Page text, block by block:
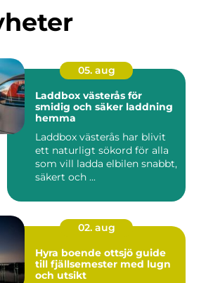
05. aug
Laddbox västerås för
smidig och säker laddning
hemma
Laddbox västerås har blivit
ett naturligt sökord för alla
som vill ladda elbilen snabbt,
säkert och ...
02. aug
Hyra boende ottsjö guide
till fjällsemester med lugn
och utsikt